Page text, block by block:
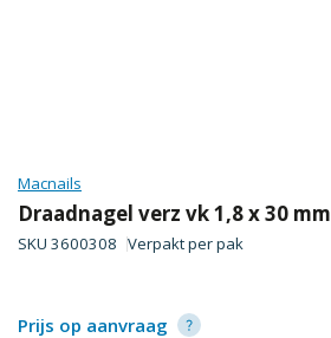
Macnails
Draadnagel verz vk 1,8 x 30 mm
SKU 3600308 Verpakt perpak
Prijs op aanvraag